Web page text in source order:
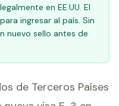
en EE.UU. El
ingresar al país. Sin
nuevo sello antes de
de Terceros Países